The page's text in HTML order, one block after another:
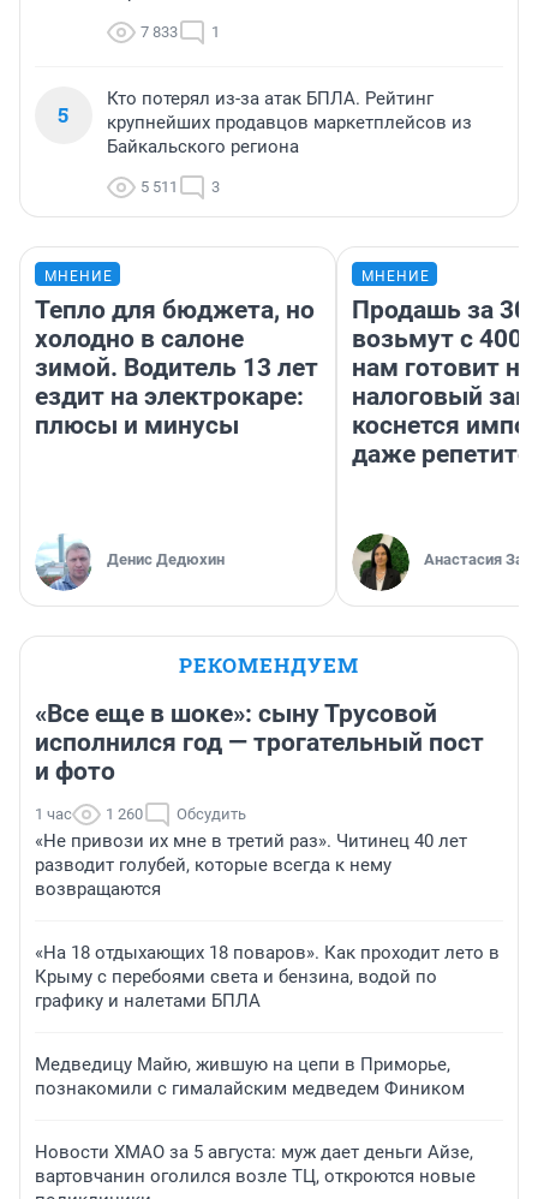
7 833 1
5
Кто потерял из-за атак БПЛА. Рейтинг
крупнейших продавцов маркетплейсов из
Байкальского региона
5 511 3
МНЕНИЕ
Тепло для бюджета, но
холодно в салоне
зимой. Водитель 13 лет
ездит на электрокаре:
плюсы и минусы
Денис Дедюхин
МНЕНИЕ
Продашь за
возьмут с
нам готовит
налоговый
коснется
даже
Анастасия
РЕКОМЕНДУЕМ
«Все еще в шоке»: сыну Трусовой
исполнился год — трогательный пост
и фото
1 час 1 260 Обсудить
«Не привози их мне в третий раз». Читинец 40 лет
разводит голубей, которые всегда к нему
возвращаются
«На 18 отдыхающих 18 поваров». Как проходит лето в
Крыму с перебоями света и бензина, водой по
графику и налетами БПЛА
Медведицу Майю, жившую на цепи в Приморье,
познакомили с гималайским медведем Фиником
Новости ХМАО за 5 августа: муж дает деньги Айзе,
вартовчанин оголился возле ТЦ, откроются новые